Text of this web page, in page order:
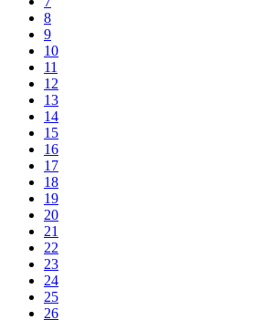
8
9
10
11
12
13
14
15
16
17
18
19
20
21
22
23
24
25
26